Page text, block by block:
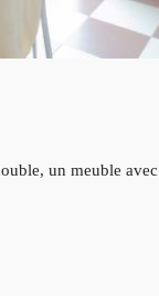
un meuble